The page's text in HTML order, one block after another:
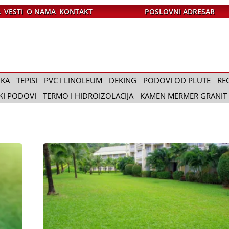
VESTI O NAMA KONTAKT POSLOVNI ADRESAR
TEPISI PVC I LINOLEUM DEKING PODOVI OD PLUTE
PODOVI TERMO I HIDROIZOLACIJA KAMEN MERMER GRANIT